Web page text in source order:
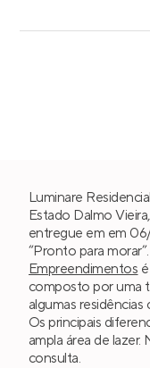
Luminare
Estado Dalmo Vieira,
entregue em em
“Pronto para
Empreendimentos
composto por uma
algumas residências
Os principais
ampla área de
consulta.